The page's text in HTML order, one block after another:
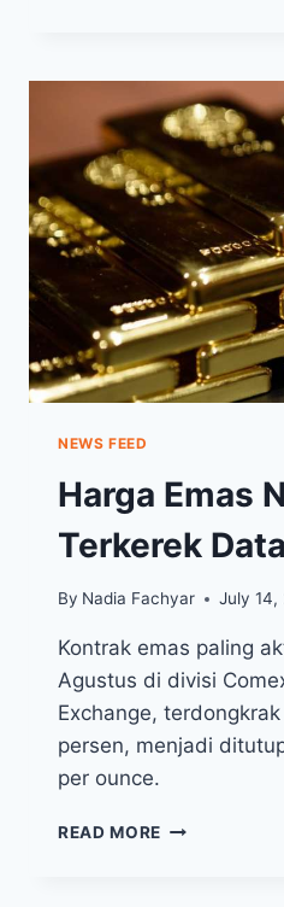
SENIN
9
MEI
2022,
INVESTOR
PANTAU
EFEK
THE
FED
NEWS FEED
Harga Emas
Terkerek
By Nadia Fachyar July 14,
Kontrak emas paling
Agustus di divisi
Exchange,
persen, menjadi
per ounce.
READ MORE HARGA